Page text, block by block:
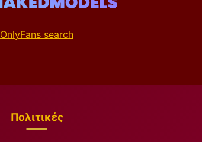
OnlyFans search
Πολιτικές